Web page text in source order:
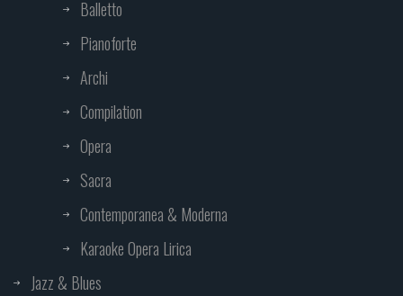
Balletto
Pianoforte
Archi
Compilation
Opera
Sacra
Contemporanea & Moderna
Karaoke Opera Lirica
Jazz & Blues